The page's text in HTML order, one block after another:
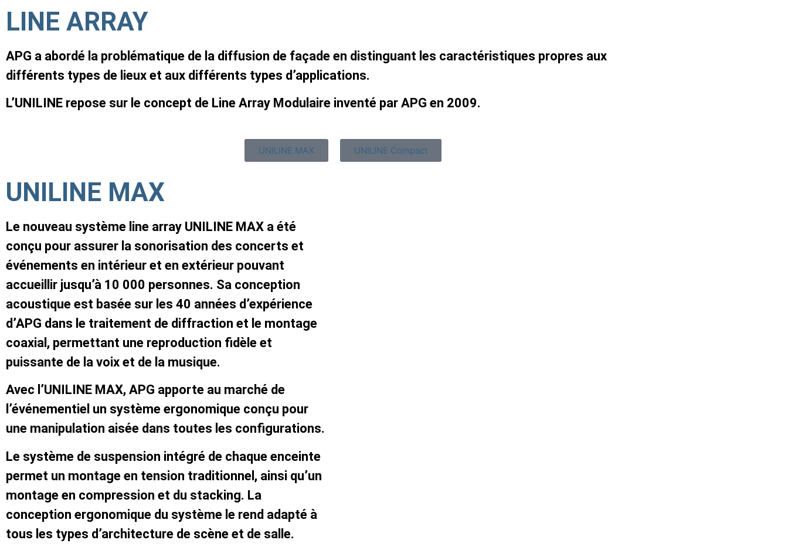
LINE ARRAY
APG a abordé la problématique de la diffusion de façade en distinguant les caractéristiques propres aux
différents types de lieux et aux différents types d’applications.
L’UNILINE repose sur le concept de Line Array Modulaire inventé par APG en 2009.
UNILINE MAX UNILINE Compact
UNILINE MAX
Le nouveau système line array UNILINE MAX a été
conçu pour assurer la sonorisation des concerts et
événements en intérieur et en extérieur pouvant
accueillir jusqu’à 10 000 personnes. Sa conception
acoustique est basée sur les 40 années d’expérience
d’APG dans le traitement de diffraction et le montage
coaxial, permettant une reproduction fidèle et
puissante de la voix et de la musique.
Avec l’UNILINE MAX, APG apporte au marché de
l’événementiel un système ergonomique conçu pour
une manipulation aisée dans toutes les configurations.
Le système de suspension intégré de chaque enceinte
permet un montage en tension traditionnel, ainsi qu’un
montage en compression et du stacking. La
conception ergonomique du système le rend adapté à
tous les types d’architecture de scène et de salle.